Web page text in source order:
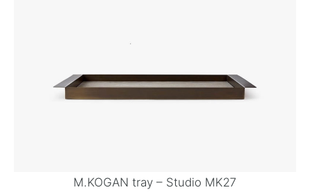
M.KOGAN tray – Studio MK27